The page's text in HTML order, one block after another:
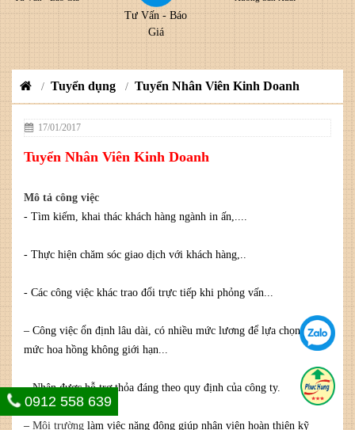
Tư Vấn - Báo
Giá
/ Tuyển dụng / Tuyển Nhân Viên Kinh Doanh
17/01/2017
Tuyển Nhân Viên Kinh Doanh
Mô tả công việc
- Tìm kiếm, khai thác khách hàng ngành in ấn,....
- Thực hiện chăm sóc giao dịch với khách hàng,..
- Các công việc khác trao đổi trực tiếp khi phỏng vấn...
– Công việc ổn định lâu dài, có nhiều mức lương để lựa chọn, +
mức hoa hồng không giới hạn...
– Nhận được hỗ trợ thỏa đáng theo quy định của công ty.
– Môi trường làm việc năng động giúp nhân viên hoàn thiện kỹ
0912 558 639